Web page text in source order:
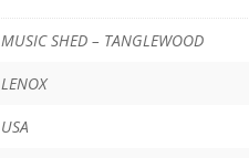
MUSIC SHED – TANGLEWOOD
LENOX
USA